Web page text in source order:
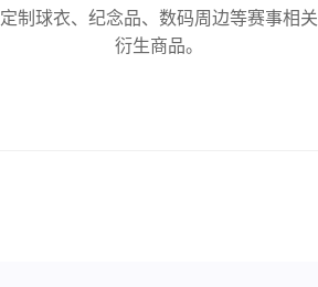
定制球衣、纪念品、数码周边等赛事相关
衍生商品。